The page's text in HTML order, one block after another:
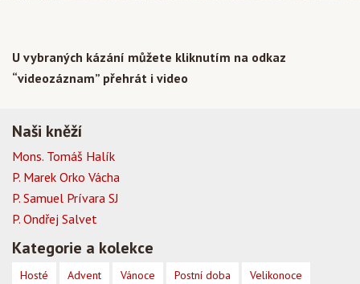
U vybraných kázání můžete kliknutím na odkaz
“videozáznam” přehrát i video
Naši kněží
Mons. Tomáš Halík
P. Marek Orko Vácha
P. Samuel Prívara SJ
P. Ondřej Salvet
Kategorie a kolekce
Hosté Advent Vánoce Postní doba Velikonoce